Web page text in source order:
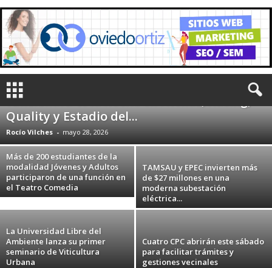
Estacionamiento tarifado en espectáculos
públicos de concurrencia masiva: cómo
funcionará esta noche en Atenas, Racing,
Quality y Estadio del...
Rocío Vilches - mayo 28, 2026
Más de 200 estudiantes de la
modalidad Jóvenes y Adultos
participaron de una función en
el Teatro Comedia
TAMSAU y EPEC invierten más
de $27 millones en una
moderna subestación
eléctrica...
La Universidad Libre del
Ambiente lanza su primer
seminario de Viticultura
Urbana
Cuatro CPC abrirán este sábado
para facilitar trámites y
gestiones vecinales